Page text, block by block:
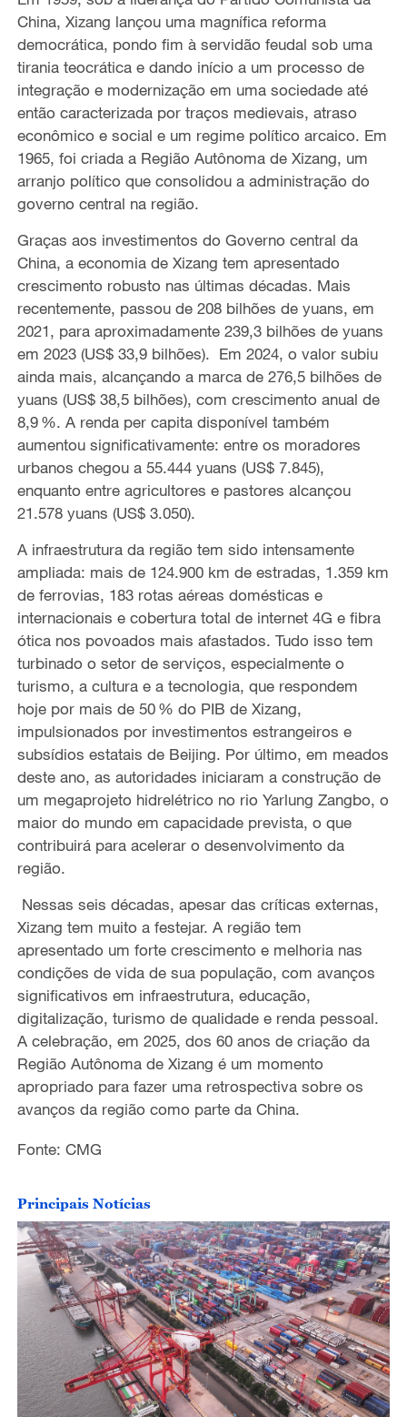
China, Xizang lançou uma magnífica reforma
democrática, pondo fim à servidão feudal sob uma
tirania teocrática e dando início a um processo de
integração e modernização em uma sociedade até
então caracterizada por traços medievais, atraso
econômico e social e um regime político arcaico. Em
1965, foi criada a Região Autônoma de Xizang, um
arranjo político que consolidou a administração do
governo central na região.
Graças aos investimentos do Governo central da
China, a economia de Xizang tem apresentado
crescimento robusto nas últimas décadas. Mais
recentemente, passou de 208 bilhões de yuans, em
2021, para aproximadamente 239,3 bilhões de yuans
em 2023 (US$ 33,9 bilhões). Em 2024, o valor subiu
ainda mais, alcançando a marca de 276,5 bilhões de
yuans (US$ 38,5 bilhões), com crescimento anual de
8,9 %. A renda per capita disponível também
aumentou significativamente: entre os moradores
urbanos chegou a 55.444 yuans (US$ 7.845),
enquanto entre agricultores e pastores alcançou
21.578 yuans (US$ 3.050).
A infraestrutura da região tem sido intensamente
ampliada: mais de 124.900 km de estradas, 1.359 km
de ferrovias, 183 rotas aéreas domésticas e
internacionais e cobertura total de internet 4G e fibra
ótica nos povoados mais afastados. Tudo isso tem
turbinado o setor de serviços, especialmente o
turismo, a cultura e a tecnologia, que respondem
hoje por mais de 50 % do PIB de Xizang,
impulsionados por investimentos estrangeiros e
subsídios estatais de Beijing. Por último, em meados
deste ano, as autoridades iniciaram a construção de
um megaprojeto hidrelétrico no rio Yarlung Zangbo, o
maior do mundo em capacidade prevista, o que
contribuirá para acelerar o desenvolvimento da
região.
Nessas seis décadas, apesar das críticas externas,
Xizang tem muito a festejar. A região tem
apresentado um forte crescimento e melhoria nas
condições de vida de sua população, com avanços
significativos em infraestrutura, educação,
digitalização, turismo de qualidade e renda pessoal.
A celebração, em 2025, dos 60 anos de criação da
Região Autônoma de Xizang é um momento
apropriado para fazer uma retrospectiva sobre os
avanços da região como parte da China.
Fonte: CMG
Principais Notícias